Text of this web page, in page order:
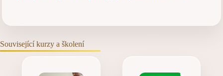
Související kurzy a školení